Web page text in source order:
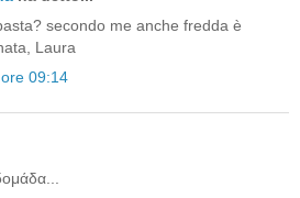
secondo me anche fredda è
Laura
09:14